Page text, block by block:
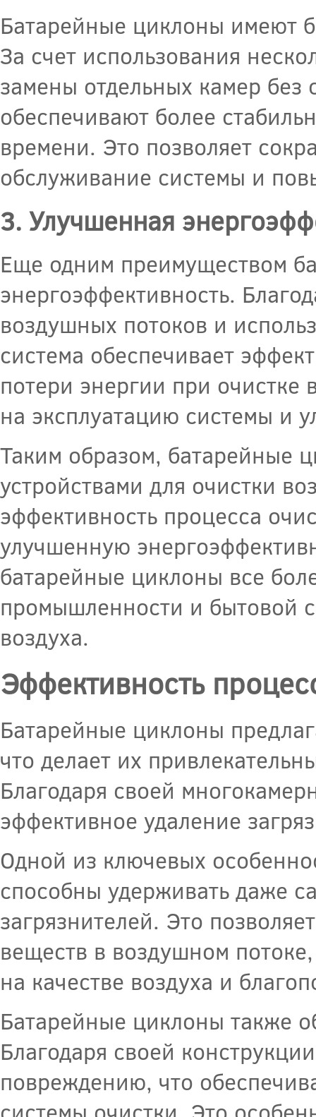
Батарейные циклоны имеют
За счет использования
замены отдельных камер
обеспечивают более
времени. Это позволяет
обслуживание системы и
3. Улучшенная
Еще одним преимуществом
энергоэффективность.
воздушных потоков и
система обеспечивает
потери энергии при очистке
на эксплуатацию системы и
Таким образом, батарейные
устройствами для очистки
эффективность процесса
улучшенную
батарейные циклоны все
промышленности и бытовой
воздуха.
Эффективность
Батарейные циклоны
что делает их
Благодаря своей
эффективное удаление
Одной из ключевых
способны удерживать даже
загрязнителей. Это
веществ в воздушном
на качестве воздуха и
Батарейные циклоны также
Благодаря своей
повреждению, что